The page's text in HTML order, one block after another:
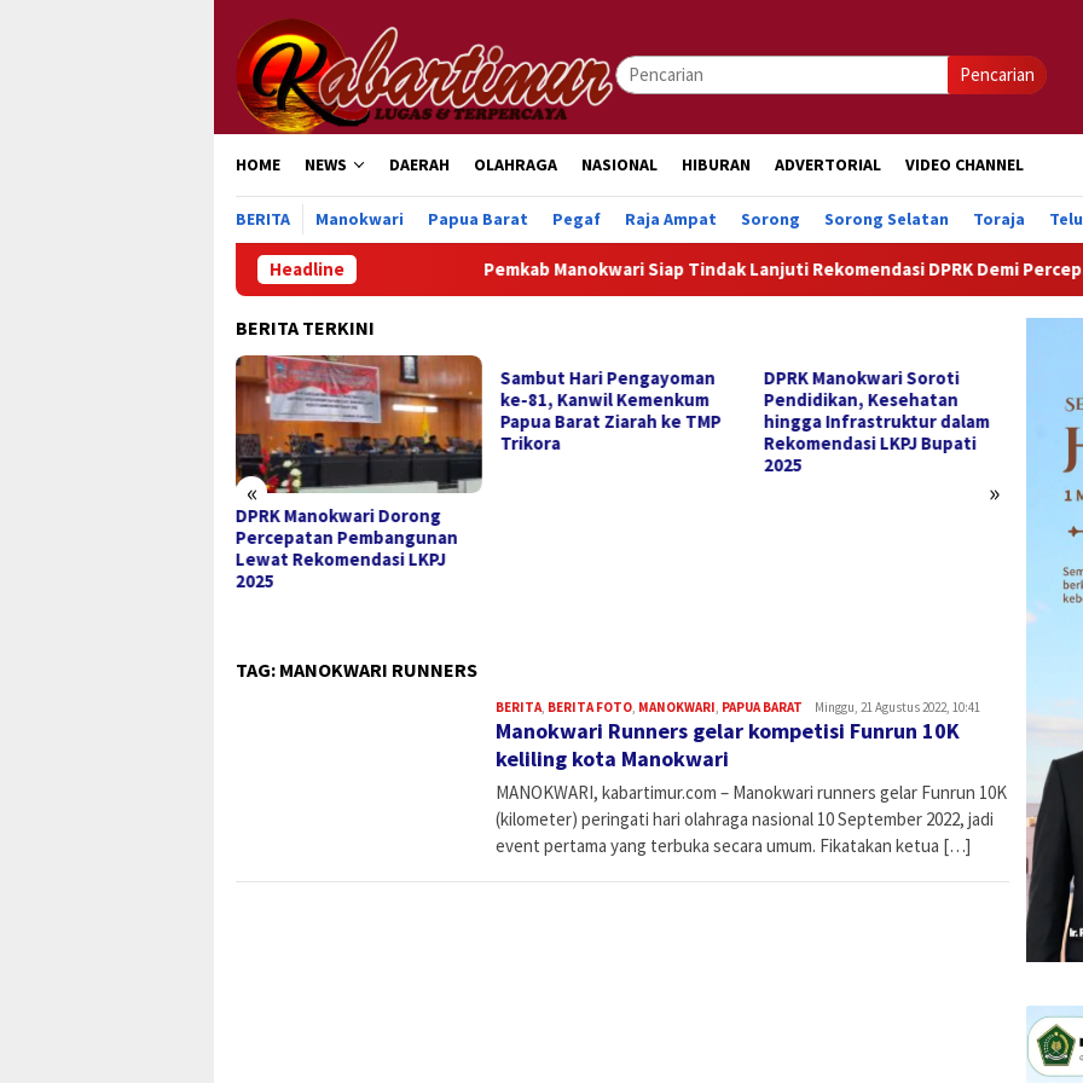
konten
Pencarian
HOME NEWS DAERAH OLAHRAGA NASIONAL HIBURAN ADVERTORIAL VIDEO CHANNEL
BERITA Manokwari Papua Barat Pegaf Raja Ampat Sorong Sorong Selatan Toraja
Headline Pemkab Manokwari Siap Tindak Lanjuti Rekomendasi DPRK Demi Percepatan
BERITA TERKINI
« »
DPRK Manokwari Dorong
Percepatan Pembangunan
Lewat Rekomendasi LKPJ
2025
Sambut Hari Pengayoman
ke-81, Kanwil Kemenkum
Papua Barat Ziarah ke TMP
Trikora
DPRK Manokwari Soroti
Pendidikan, Kesehatan
hingga Infrastruktur dalam
Rekomendasi LKPJ Bupati
2025
TAG: MANOKWARI RUNNERS
BERITA, BERITA FOTO, MANOKWARI, PAPUA BARAT Admin
Minggu, 21 Agustus 2022, 10:41
Manokwari Runners gelar kompetisi Funrun 10K
keliling kota Manokwari
MANOKWARI, kabartimur.com – Manokwari runners gelar Funrun 10K
(kilometer) peringati hari olahraga nasional 10 September 2022, jadi
event pertama yang terbuka secara umum. Fikatakan ketua […]